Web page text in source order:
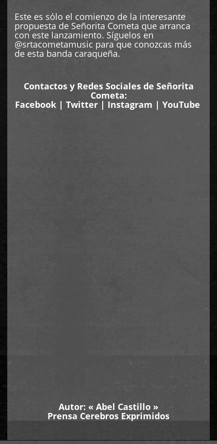
Este es sólo el comienzo de la interesante
propuesta de Señorita Cometa que arranca
con este lanzamiento. Síguelos en
@srtacometamusic para que conozcas más
de esta banda caraqueña.
Contactos y Redes Sociales de Señorita
Cometa:
Facebook| Twitter| Instagram | YouTube
Autor: « Abel Castillo »
Prensa Cerebros Exprimidos